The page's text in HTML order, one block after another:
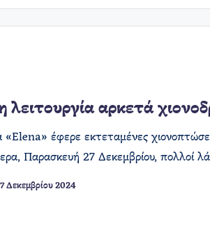
λειτουργία αρκετά
«Elena» έφερε εκτεταμένες
Παρασκευή 27 Δεκεμβρίου, πολλοί
Δεκεμβρίου 2024